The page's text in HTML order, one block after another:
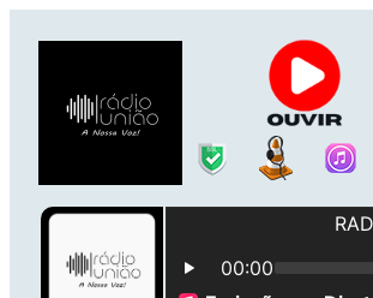
para
conteúdo